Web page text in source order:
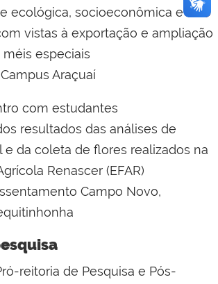
ecológica, socioeconômica e
vistas à exportação e ampliação
especiais
Araçuaí
com estudantes
resultados das análises de
e da coleta de flores realizados na
Renascer (EFAR)
Campo Novo,
reitoria de Pesquisa e Pós-